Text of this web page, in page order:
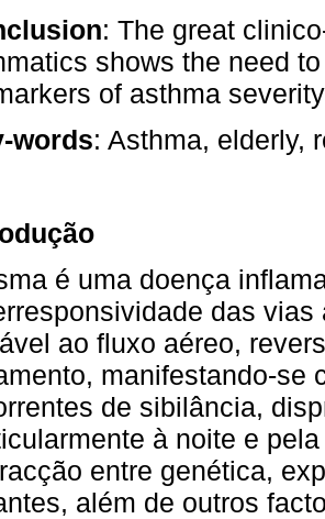
: The great
shows the need
of asthma
words: Asthma, elderly,
é uma doença
das
ao fluxo aéreo,
manifestando-se
de sibilância,
à noite e
entre genética,
além de outros